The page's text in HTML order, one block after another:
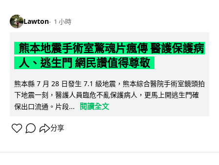
Lawton 1 小時
熊本地震手術室驚魂片瘋傳 醫護保護病
人、逃生門 網民讚值得尊敬
熊本縣 7 月 28 日發生 7.1 級地震，熊本綜合醫院手術室鏡頭拍
下地震一刻，醫護人員臨危不亂保護病人，更馬上開逃生門確
保出口流通。片段...
閱讀全文
分享